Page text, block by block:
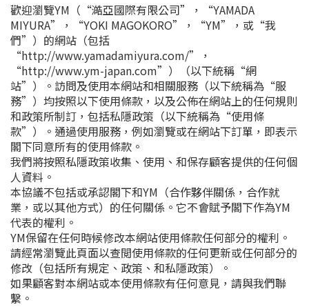
歡迎瀏覽YM（“澔亞國際有限公司”，“YAMADA
MIYURA”，“YOKI MAGOKORO”，“YM”，或“我
們”）的網站（包括
“http://www.yamadamiyura.com/”，
“http://www.ym-japan.com”）（以下統稱“網
站”）。訪問及使用本網站和相關服務（以下統稱為“服
務”）均按照以下使用條款，以及公佈在網站上的任何規則
和政策所制訂，包括私隱政策（以下統稱為“使用條
款”）。通過使用服務，例如瀏覽或在網站下訂單，即表示
閣下同意所有的使用條款。
我們將按照私隱政策收集、使用、和保存顧客提供的任何個
人資料。
本協議不包括或承認閣下和YM（合作夥伴關係，合作就
業，或以其他方式）的任何關係。它不會賦予閣下作為YM
代表的權利。
YM保留在任何時候修改本網站使用條款任何部分的權利。
請經常瀏覽此頁面以查閲使用條款的任何更新或任何部分的
修改（包括所有規定、政策、和私隱政策）。
如果顧客對本網站或本使用條款有任何意見，請與我們聯
繫。